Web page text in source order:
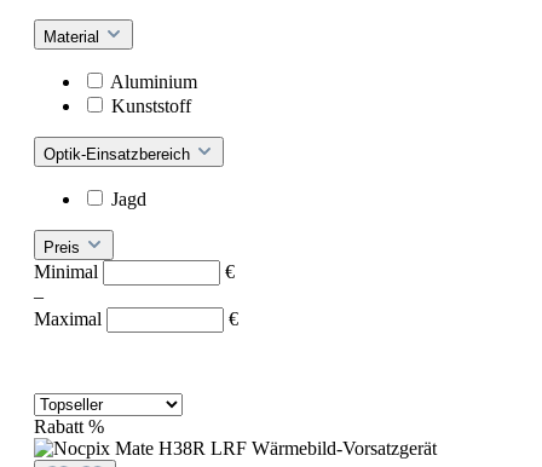
Material
Aluminium
Kunststoff
Optik-Einsatzbereich
Jagd
Preis
Minimal
€
–
Maximal
€
Rabatt %